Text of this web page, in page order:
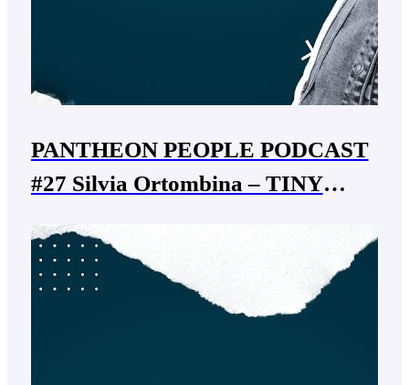
PANTHEON PEOPLE PODCAST
#27 Silvia Ortombina – TINY